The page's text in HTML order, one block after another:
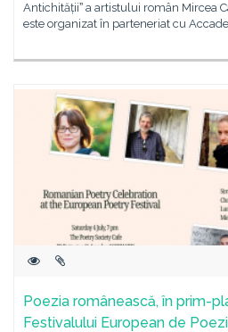
Antichitățiiˮ a artistului român Mircea
este organizat în parteneriat cu
Poezia românească, în prim-
Festivalului European de